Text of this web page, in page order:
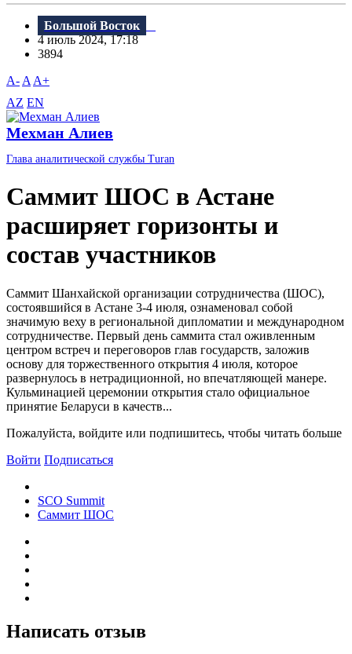
Большой Восток
4 июль 2024, 17:18
3894
A- A A+
AZ EN
Мехман Алиев
Глава аналитической службы Turan
Саммит ШОС в Астане
расширяет горизонты и
состав участников
Саммит Шанхайской организации сотрудничества (ШОС),
состоявшийся в Астане 3-4 июля, ознаменовал собой
значимую веху в региональной дипломатии и международном
сотрудничестве. Первый день саммита стал оживленным
центром встреч и переговоров глав государств, заложив
основу для торжественного открытия 4 июля, которое
развернулось в нетрадиционной, но впечатляющей манере.
Кульминацией церемонии открытия стало официальное
принятие Беларуси в качеств...
Пожалуйста, войдите или подпишитесь, чтобы читать больше
Войти Подписаться
SCO Summit
Саммит ШОС
Написать отзыв